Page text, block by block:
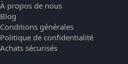
À propos de nous
Blog
Conditions générales
Politique de confidentialité
Achats sécurisés